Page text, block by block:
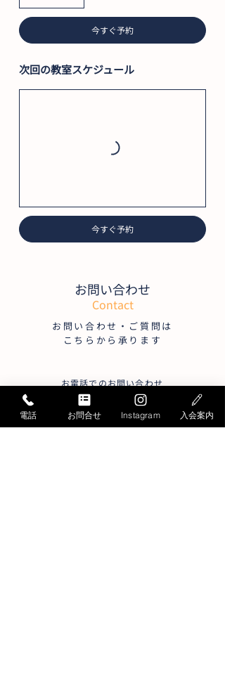
今すぐ予約
次回の教室スケジュール
今すぐ予約
お問い合わせ
Contact
お問い合わせ・ご質問は
こちらから承ります
お電話でのお問い合わせ
052-871-4341
受付時間／月曜〜土曜9:30〜19:30
電話 お問合せ Instagram 入会案内